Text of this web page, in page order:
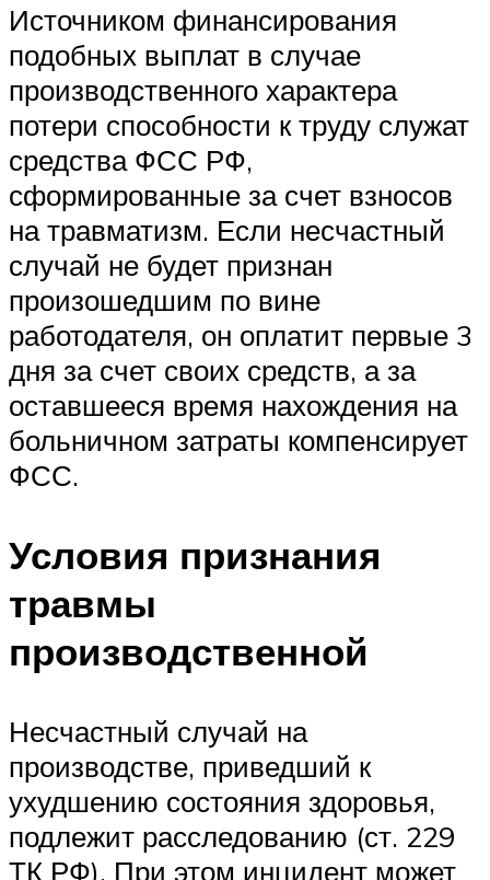
Источником финансирования
подобных выплат в случае
производственного характера
потери способности к труду служат
средства ФСС РФ,
сформированные за счет взносов
на травматизм. Если несчастный
случай не будет признан
произошедшим по вине
работодателя, он оплатит первые 3
дня за счет своих средств, а за
оставшееся время нахождения на
больничном затраты компенсирует
ФСС.
Условия признания
травмы
производственной
Несчастный случай на
производстве, приведший к
ухудшению состояния здоровья,
подлежит расследованию (ст. 229
ТК РФ). При этом инцидент может